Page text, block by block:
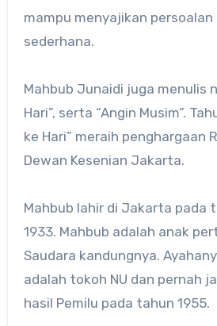
mampu menyajikan persoalan
sederhana.
Mahbub Junaidi juga menulis
Hari”, serta “Angin Musim”.
ke Hari” meraih penghargaan
Dewan Kesenian Jakarta.
Mahbub lahir di Jakarta pada
1933. Mahbub adalah anak
Saudara kandungnya.
adalah tokoh NU dan pernah
hasil Pemilu pada tahun 1955.